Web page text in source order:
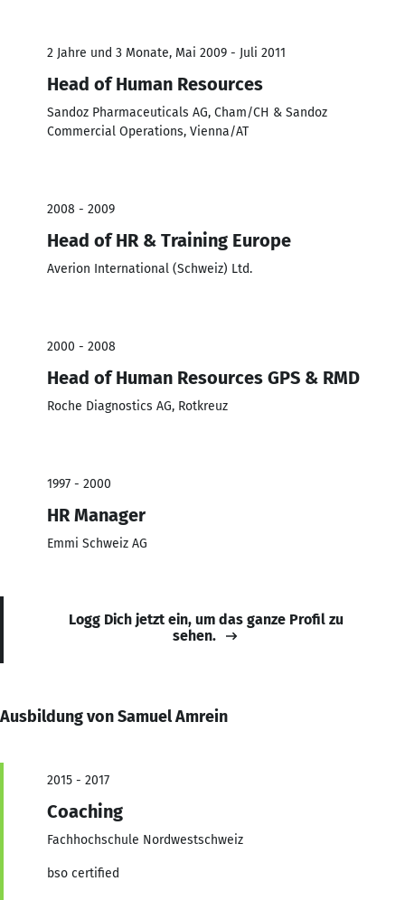
2 Jahre und 3 Monate, Mai 2009 - Juli 2011
Head of Human Resources
Sandoz Pharmaceuticals AG, Cham/CH & Sandoz
Commercial Operations, Vienna/AT
2008 - 2009
Head of HR & Training Europe
Averion International (Schweiz) Ltd.
2000 - 2008
Head of Human Resources GPS & RMD
Roche Diagnostics AG, Rotkreuz
1997 - 2000
HR Manager
Emmi Schweiz AG
Logg Dich jetzt ein, um das ganze Profil zu
sehen.
Ausbildung von Samuel Amrein
2015 - 2017
Coaching
Fachhochschule Nordwestschweiz
bso certified